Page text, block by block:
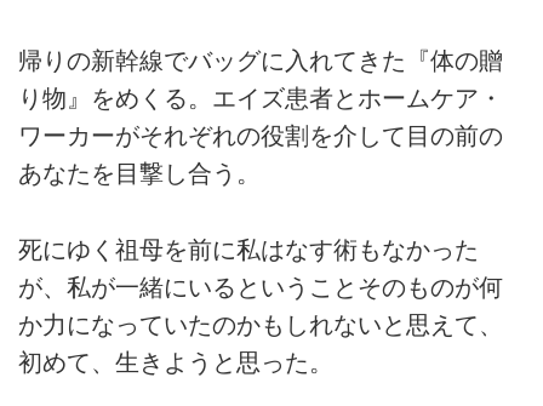
帰りの新幹線でバッグに入れてきた『体の贈
り物』をめくる。エイズ患者とホームケア・
ワーカーがそれぞれの役割を介して目の前の
あなたを目撃し合う。
死にゆく祖母を前に私はなす術もなかった
が、私が一緒にいるということそのものが何
か力になっていたのかもしれないと思えて、
初めて、生きようと思った。